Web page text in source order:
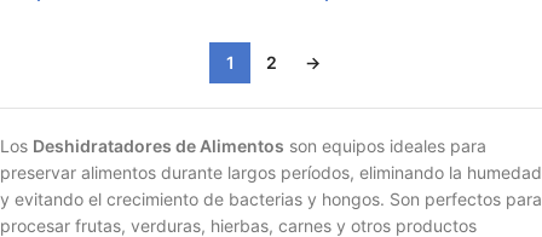
1 2 →
Los Deshidratadores de Alimentos son equipos ideales para
preservar alimentos durante largos períodos, eliminando la humedad
y evitando el crecimiento de bacterias y hongos. Son perfectos para
procesar frutas, verduras, hierbas, carnes y otros productos